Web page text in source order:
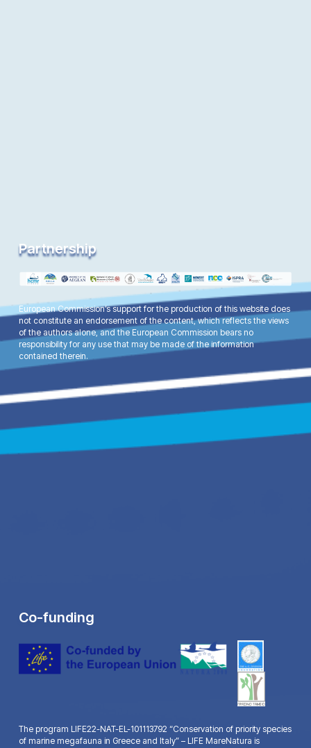
Partnership
European Commission’s support for the production of this website does
not constitute an endorsement of the content, which reflects the views
of the authors alone, and the European Commission bears no
responsibility for any use that may be made of the information
contained therein.
Co-funding
The program LIFE22-NAT-EL-101113792 “Conservation of priority species
of marine megafauna in Greece and Italy” – LIFE MareNatura is